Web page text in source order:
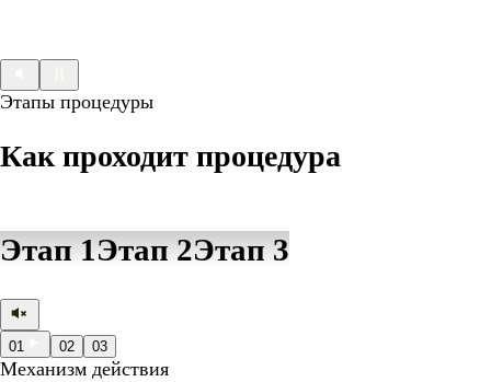
Этапы процедуры
Как проходит процедура
Этап 1Этап 2Этап 3
01 02 03
Механизм действия